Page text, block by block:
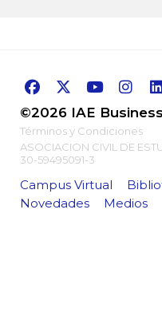
©2026 IAE
Términos y Condiciones
ASOCIACION CIVIL DE
30-59495091-3
Campus Virtual
Novedades
Medios